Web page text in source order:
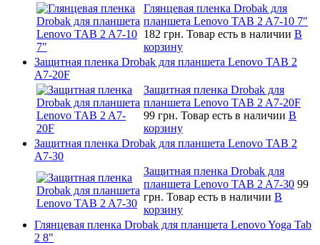
Глянцевая пленка Drobak для
планшета Lenovo TAB 2 A7-10 7"
182 грн. Товар есть в наличии В
корзину
Защитная пленка Drobak для планшета Lenovo TAB 2
A7-20F
Защитная пленка Drobak для
планшета Lenovo TAB 2 A7-20F
99 грн. Товар есть в наличии В
корзину
Защитная пленка Drobak для планшета Lenovo TAB 2
A7-30
Защитная пленка Drobak для
планшета Lenovo TAB 2 A7-30 99
грн. Товар есть в наличии В
корзину
Глянцевая пленка Drobak для планшета Lenovo Yoga Tab
2 8"